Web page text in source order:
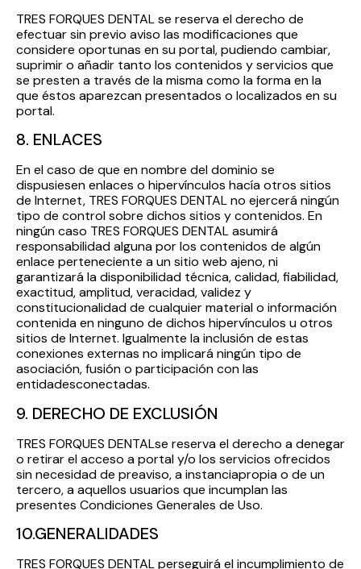
TRES FORQUES DENTAL se reserva el derecho de
efectuar sin previo aviso las modificaciones que
considere oportunas en su portal, pudiendo cambiar,
suprimir o añadir tanto los contenidos y servicios que
se presten a través de la misma como la forma en la
que éstos aparezcan presentados o localizados en su
portal.
8. ENLACES
En el caso de que en nombre del dominio se
dispusiesen enlaces o hipervínculos hacía otros sitios
de Internet, TRES FORQUES DENTAL no ejercerá ningún
tipo de control sobre dichos sitios y contenidos. En
ningún caso TRES FORQUES DENTAL asumirá
responsabilidad alguna por los contenidos de algún
enlace perteneciente a un sitio web ajeno, ni
garantizará la disponibilidad técnica, calidad, fiabilidad,
exactitud, amplitud, veracidad, validez y
constitucionalidad de cualquier material o información
contenida en ninguno de dichos hipervínculos u otros
sitios de Internet. Igualmente la inclusión de estas
conexiones externas no implicará ningún tipo de
asociación, fusión o participación con las
entidadesconectadas.
9. DERECHO DE EXCLUSIÓN
TRES FORQUES DENTALse reserva el derecho a denegar
o retirar el acceso a portal y/o los servicios ofrecidos
sin necesidad de preaviso, a instanciapropia o de un
tercero, a aquellos usuarios que incumplan las
presentes Condiciones Generales de Uso.
10.GENERALIDADES
TRES FORQUES DENTAL perseguirá el incumplimiento de